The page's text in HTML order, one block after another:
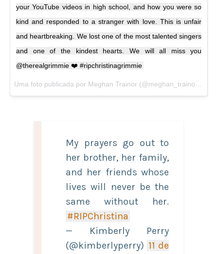
your YouTube videos in high school, and how you were so
kind and responded to a stranger with love. This is unfair
and heartbreaking. We lost one of the most talented singers
and one of the kindest hearts. We will all miss you
@therealgrimmie ❤️ #ripchristinagrimmie
Uma foto publicada por Meghan Trainor (@meghan_trainor) em
My prayers go out to
her brother, her family,
and her friends whose
lives will never be the
same without her.
#RIPChristina
— Kimberly Perry
(@kimberlyperry) 11 de